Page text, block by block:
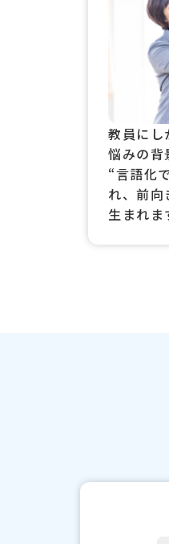
教員にし
悩みの背
“言語化
れ、前
生まれま